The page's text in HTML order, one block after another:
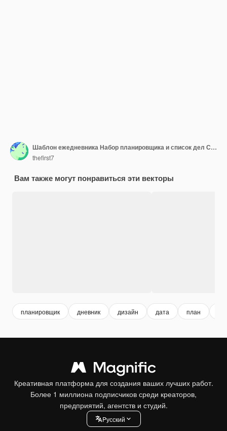
Шаблон ежедневника Набор планировщика и список дел Современный набор шаблонов планировщика
thefirst7
Вам также могут понравиться эти векторы
планировщик дневник дизайн дата план
Креативная платформа для создания ваших лучших работ.
Более 1 миллиона подписчиков среди креаторов,
предприятий, агентств и студий.
Pусский